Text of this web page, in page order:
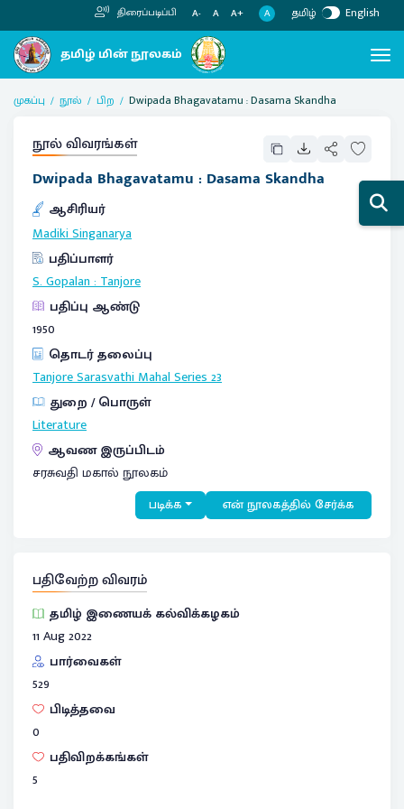
திரைப்படிப்பி A- A A+ A தமிழ் English
முகப்பு நூல் பிற Dwipada Bhagavatamu : Dasama Skandha
நூல் விவரங்கள்
Dwipada Bhagavatamu : Dasama Skandha
ஆசிரியர்
Madiki Singanarya
பதிப்பாளர்
S. Gopalan:Tanjore
பதிப்பு ஆண்டு
1950
தொடர் தலைப்பு
Tanjore Sarasvathi Mahal Series23
துறை / பொருள்
Literature
ஆவண இருப்பிடம்
சரசுவதி மகால் நூலகம்
படிக்க என் நூலகத்தில் சேர்க்க
பதிவேற்ற விவரம்
தமிழ் இணையக் கல்விக்கழகம்
11 Aug 2022
பார்வைகள்
529
பிடித்தவை
0
பதிவிறக்கங்கள்
5